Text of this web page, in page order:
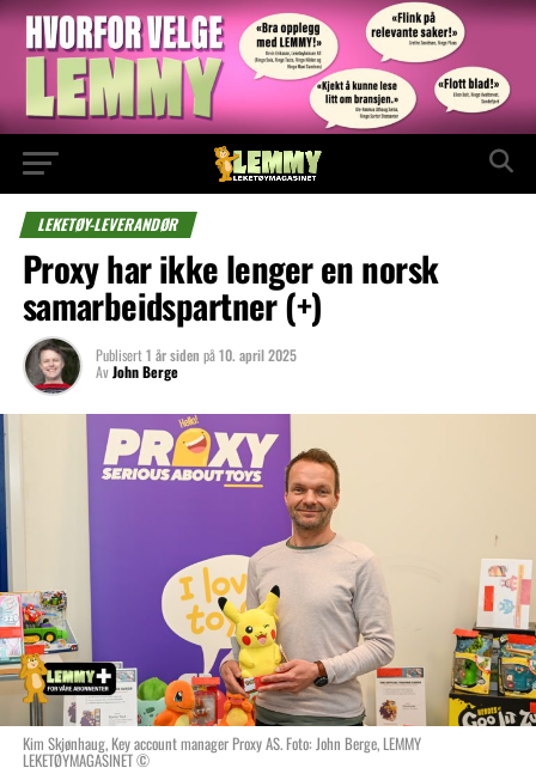
LEKETØY-LEVERANDØR
Proxy har ikke lenger en norsk
samarbeidspartner (+)
Publisert1 år siden på10. april 2025
AvJohn Berge
Kim Skjønhaug, Key account manager Proxy AS. Foto: John Berge, LEMMY
LEKETØYMAGASINET ©